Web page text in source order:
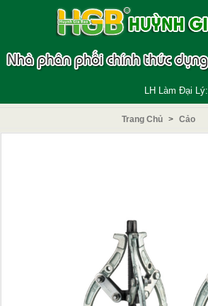
LH Làm Đại Lý:
Trang Chủ > Cảo